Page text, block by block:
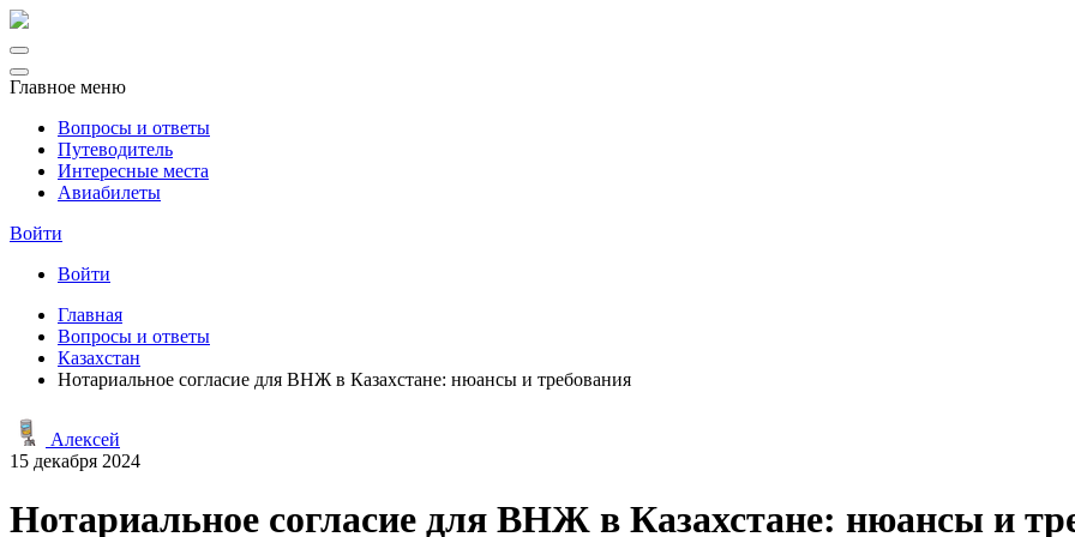
Главное меню
Вопросы и ответы
Путеводитель
Интересные места
Авиабилеты
Войти
Войти
Главная
Вопросы и ответы
Казахстан
Нотариальное согласие для ВНЖ в Казахстане: нюансы и требования
Алексей
15 декабря 2024
Нотариальное согласие для ВНЖ в Казахстане: нюансы и